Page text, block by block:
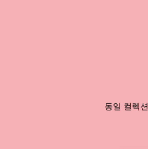
동일 컬렉션